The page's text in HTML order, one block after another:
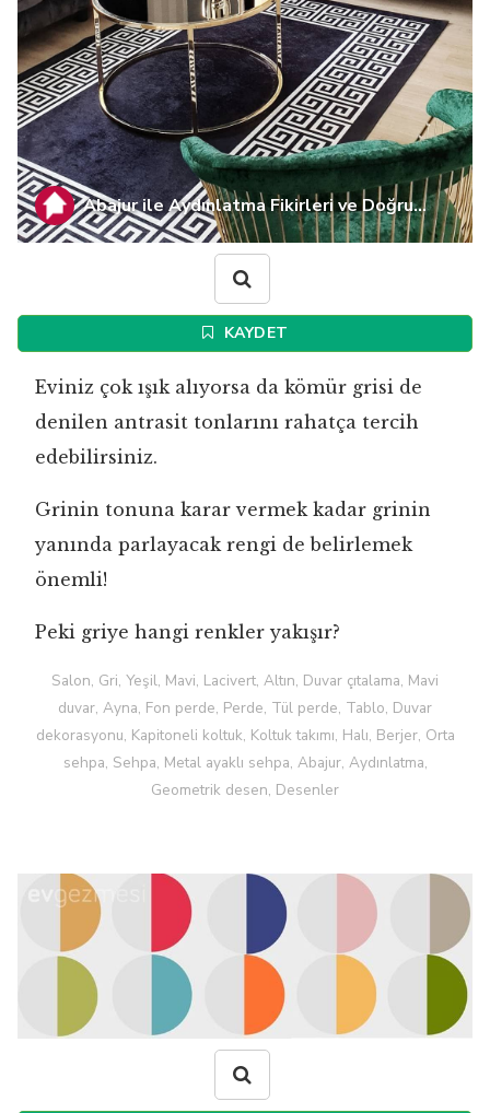
Abajur ile Aydınlatma Fikirleri ve Doğru...
KAYDET
Eviniz çok ışık alıyorsa da kömür grisi de
denilen antrasit tonlarını rahatça tercih
edebilirsiniz.
Grinin tonuna karar vermek kadar grinin
yanında parlayacak rengi de belirlemek
önemli!
Peki griye hangi renkler yakışır?
Salon, Gri, Yeşil, Mavi, Lacivert, Altın, Duvar çıtalama, Mavi
duvar, Ayna, Fon perde, Perde, Tül perde, Tablo, Duvar
dekorasyonu, Kapitoneli koltuk, Koltuk takımı, Halı, Berjer, Orta
sehpa, Sehpa, Metal ayaklı sehpa, Abajur, Aydınlatma,
Geometrik desen, Desenler